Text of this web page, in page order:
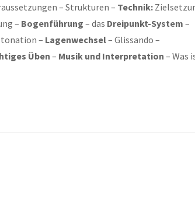
– Strukturen – Technik:
– Bogenführung – das Dreipunkt-System –
– Lagenwechsel– Glissando –
Üben – Musik und Interpretation – Was